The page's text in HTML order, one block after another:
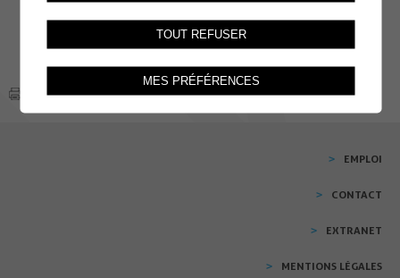
EMPLOI
CONTACT
EXTRANET
MENTIONS LÉGALES
TOUT REFUSER
MES PRÉFÉRENCES